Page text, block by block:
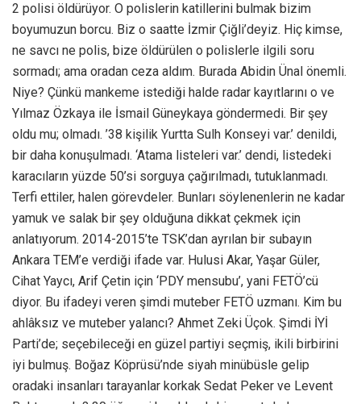
2 polisi öldürüyor. O polislerin katillerini bulmak bizim
boyumuzun borcu. Biz o saatte İzmir Çiğli’deyiz. Hiç kimse,
ne savcı ne polis, bize öldürülen o polislerle ilgili soru
sormadı; ama oradan ceza aldım. Burada Abidin Ünal önemli.
Niye? Çünkü mankeme istediği halde radar kayıtlarını o ve
Yılmaz Özkaya ile İsmail Güneykaya göndermedi. Bir şey
oldu mu; olmadı. ’38 kişilik Yurtta Sulh Konseyi var.’ denildi,
bir daha konuşulmadı. ‘Atama listeleri var.’ dendi, listedeki
karacıların yüzde 50’si sorguya çağırılmadı, tutuklanmadı.
Terfi ettiler, halen görevdeler. Bunları söylenenlerin ne kadar
yamuk ve salak bir şey olduğuna dikkat çekmek için
anlatıyorum. 2014-2015’te TSK’dan ayrılan bir subayın
Ankara TEM’e verdiği ifade var. Hulusi Akar, Yaşar Güler,
Cihat Yaycı, Arif Çetin için ‘PDY mensubu’, yani FETÖ’cü
diyor. Bu ifadeyi veren şimdi muteber FETÖ uzmanı. Kim bu
ahlâksız ve muteber yalancı? Ahmet Zeki Üçok. Şimdi İYİ
Parti’de; seçebileceği en güzel partiyi seçmiş, ikili birbirini
iyi bulmuş. Boğaz Köprüsü’nde siyah minübüsle gelip
oradaki insanları tarayanlar korkak Sedat Peker ve Levent